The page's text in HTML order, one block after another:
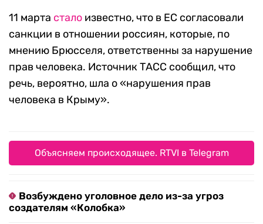
11 марта стало известно, что в ЕС согласовали
санкции в отношении россиян, которые, по
мнению Брюсселя, ответственны за нарушение
прав человека. Источник ТАСС сообщил, что
речь, вероятно, шла о «нарушения прав
человека в Крыму».
Объясняем происходящее. RTVI в Telegram
Возбуждено уголовное дело из-за угроз
создателям «Колобка»